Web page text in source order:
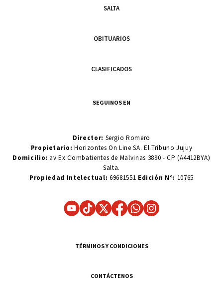
SALTA
OBITUARIOS
CLASIFICADOS
SEGUINOS EN
Director: Sergio Romero
Propietario:Horizontes On Line SA. El Tribuno Jujuy
Domicilio: av Ex Combatientes de Malvinas 3890 - CP (A4412BYA)
Salta.
Propiedad Intelectual: 69681551 Edición N°: 10765
TÉRMINOS Y CONDICIONES
CONTÁCTENOS